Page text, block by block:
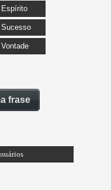
Espírito
Sucesso
Vontade
frase